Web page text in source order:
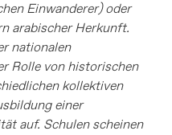
Einwanderer) oder
arabischer Herkunft.
nationalen
Rolle von historischen
kollektiven
einer
auf. Schulen scheinen